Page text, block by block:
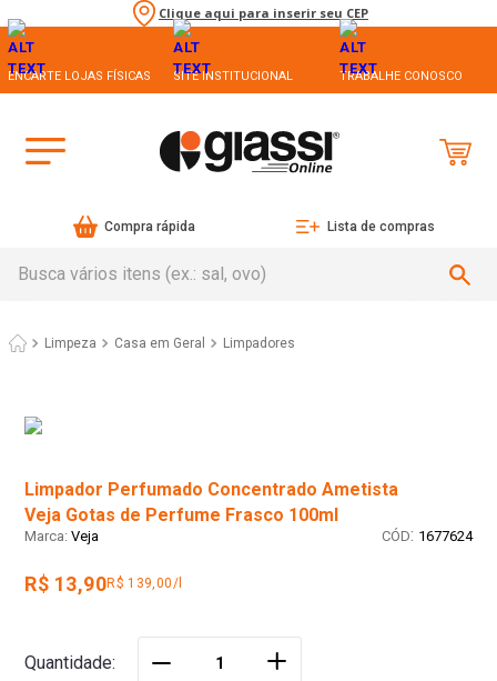
Clique aqui para inserir seu CEP
ENCARTE LOJAS FÍSICAS SITE INSTITUCIONAL TRABALHE CONOSCO
Compra rápida Lista de compras
Limpeza Casa em Geral Limpadores
Limpador Perfumado Concentrado Ametista
Veja Gotas de Perfume Frasco 100ml
Veja : 1677624
R$ 13,90R$ 139,00/l
Quantidade ＋